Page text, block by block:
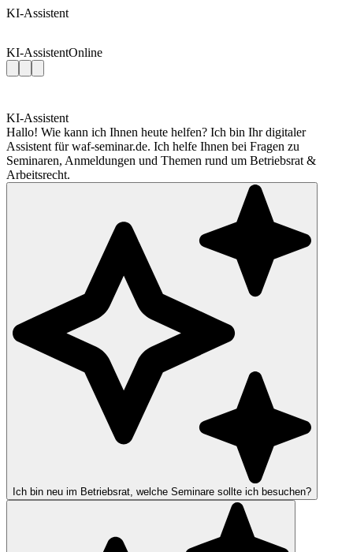
KI-Assistent
KI-AssistentOnline
KI-Assistent
Hallo! Wie kann ich Ihnen heute helfen? Ich bin Ihr digitaler
Assistent für waf-seminar.de. Ich helfe Ihnen bei Fragen zu
Seminaren, Anmeldungen und Themen rund um Betriebsrat &
Arbeitsrecht.
Ich bin neu im Betriebsrat, welche Seminare sollte ich besuchen?